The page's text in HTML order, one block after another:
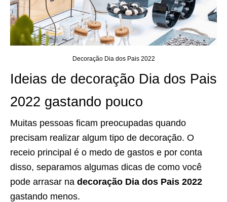
Decoração Dia dos Pais 2022
Ideias de decoração Dia dos Pais
2022 gastando pouco
Muitas pessoas ficam preocupadas quando
precisam realizar algum tipo de decoração. O
receio principal é o medo de gastos e por conta
disso, separamos algumas dicas de como você
pode arrasar na decoração Dia dos Pais 2022
gastando menos.